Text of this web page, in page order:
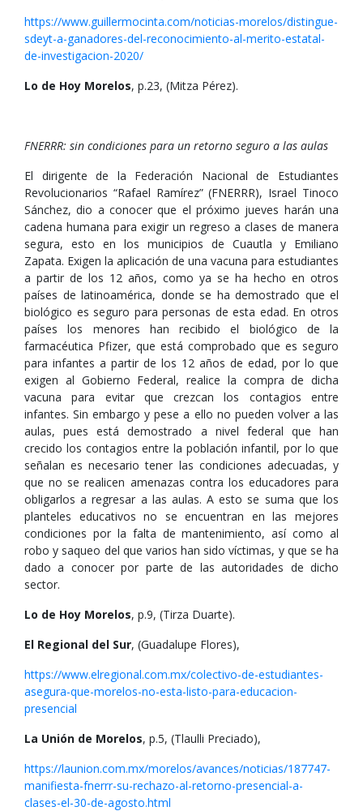
https://www.guillermocinta.com/noticias-morelos/distingue-
sdeyt-a-ganadores-del-reconocimiento-al-merito-estatal-
de-investigacion-2020/
Lo de Hoy Morelos, p.23, (Mitza Pérez).
FNERRR: sin condiciones para un retorno seguro a las aulas
El dirigente de la Federación Nacional de Estudiantes
Revolucionarios “Rafael Ramírez” (FNERRR), Israel Tinoco
Sánchez, dio a conocer que el próximo jueves harán una
cadena humana para exigir un regreso a clases de manera
segura, esto en los municipios de Cuautla y Emiliano
Zapata. Exigen la aplicación de una vacuna para estudiantes
a partir de los 12 años, como ya se ha hecho en otros
países de latinoamérica, donde se ha demostrado que el
biológico es seguro para personas de esta edad. En otros
países los menores han recibido el biológico de la
farmacéutica Pfizer, que está comprobado que es seguro
para infantes a partir de los 12 años de edad, por lo que
exigen al Gobierno Federal, realice la compra de dicha
vacuna para evitar que crezcan los contagios entre
infantes. Sin embargo y pese a ello no pueden volver a las
aulas, pues está demostrado a nivel federal que han
crecido los contagios entre la población infantil, por lo que
señalan es necesario tener las condiciones adecuadas, y
que no se realicen amenazas contra los educadores para
obligarlos a regresar a las aulas. A esto se suma que los
planteles educativos no se encuentran en las mejores
condiciones por la falta de mantenimiento, así como al
robo y saqueo del que varios han sido víctimas, y que se ha
dado a conocer por parte de las autoridades de dicho
sector.
Lo de Hoy Morelos, p.9, (Tirza Duarte).
El Regional del Sur, (Guadalupe Flores),
https://www.elregional.com.mx/colectivo-de-estudiantes-
asegura-que-morelos-no-esta-listo-para-educacion-
presencial
La Unión de Morelos, p.5, (Tlaulli Preciado),
https://launion.com.mx/morelos/avances/noticias/187747-
manifiesta-fnerrr-su-rechazo-al-retorno-presencial-a-
clases-el-30-de-agosto.html